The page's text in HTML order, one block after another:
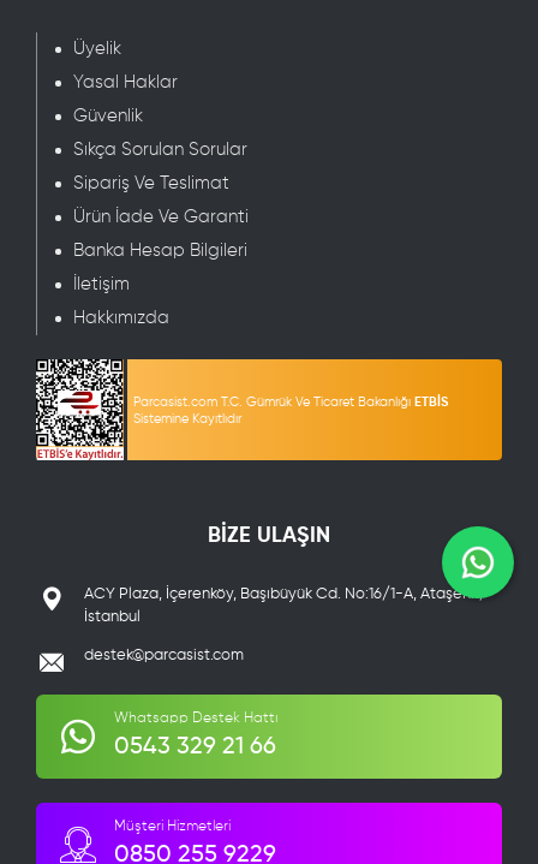
Üyelik
Yasal Haklar
Güvenlik
Sıkça Sorulan Sorular
Sipariş Ve Teslimat
Ürün İade Ve Garanti
Banka Hesap Bilgileri
İletişim
Hakkımızda
Parcasist.com T.C. Gümrük Ve Ticaret Bakanlığı ETBİS
Sistemine Kayıtlıdır
BİZE ULAŞIN
ACY Plaza, İçerenköy, Başıbüyük Cd. No:16/1-A, Ataşehir/
İstanbul
destek@parcasist.com
Whatsapp Destek Hattı
0543 329 21 66
Müşteri Hizmetleri
0850 255 9229